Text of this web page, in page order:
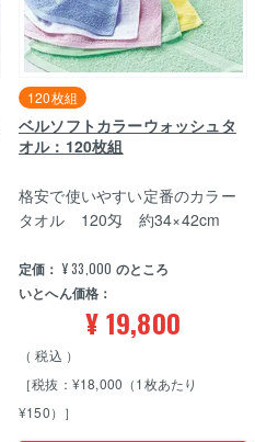
ベルソフトカラーウォッシュタ
オル：120枚組
120枚組
定価： ¥33,000 のところ
いとへん価格：
¥19,800
税込
［税抜：¥18,000（1枚あたり
¥150）］
格安で使いやすい定番のカラー
タオル 120匁 約34×42cm